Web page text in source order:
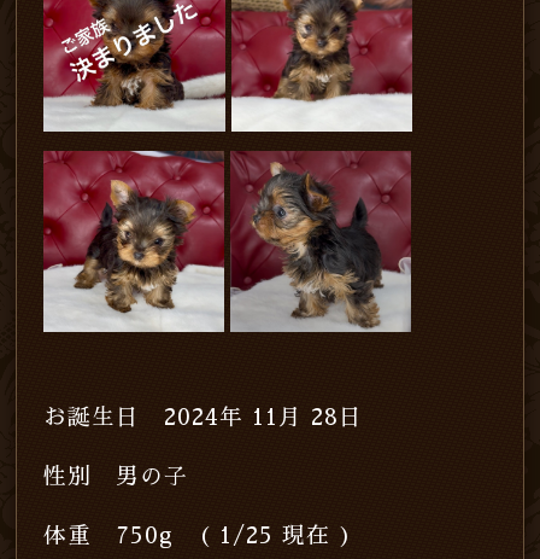
お誕生日 2024年 11月 28日
性別 男の子
体重 750g ( 1/25 現在 )